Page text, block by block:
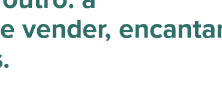
vender,